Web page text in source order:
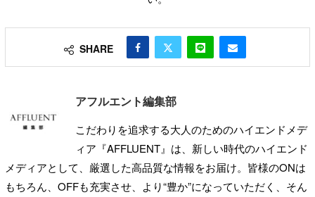
SHARE
アフルエント編集部
こだわりを追求する大人のためのハイエンドメデ
ィア『AFFLUENT』は、新しい時代のハイエンド
メディアとして、厳選した高品質な情報をお届け。皆様のONは
もちろん、OFFも充実させ、より“豊か”になっていただく、そん